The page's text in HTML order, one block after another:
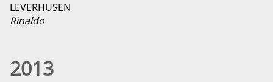
LEVERHUSEN
Rinaldo
2013